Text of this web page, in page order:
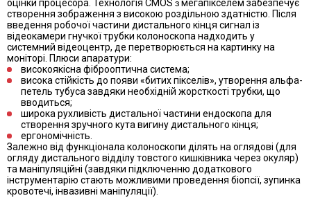
оцінки процесора. Технологія CMOS ɜ мегапікселем забезпечує
створення зображення з високою роздільною здатністю. Після
введення робочої частини дистального кінця сигнал із
відеокамери гнучкої трубки колоноскопа надходить у
системний відеоцентр, де перетворюється на картинку на
моніторі. Плюси апаратури:
високоякісна фіброоптична система;
висока стійкість до появи «битих пікселів», утворення альфа-
петель тубуса завдяки необхідній жорсткості трубки, що
вводиться;
широка рухливість дистальної частини ендоскопа для
створення зручного кута вигину дистального кінця;
ергономічність.
Залежно від функціонала колоноскопи ділять на оглядові (для
огляду дистального відділу товстого кишківника через окуляр)
та маніпуляційні (завдяки підключенню додаткового
інструментарію стають можливими проведення біопсії, зупинка
кровотечі, інвазивні маніпуляції).